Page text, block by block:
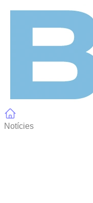
Notícies